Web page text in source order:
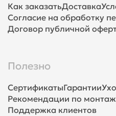
Как заказатьДоставка
Согласие на обработку
Договор публичной
Полезно
СертификатыГарантии
Рекомендации по
Поддержка клиентов